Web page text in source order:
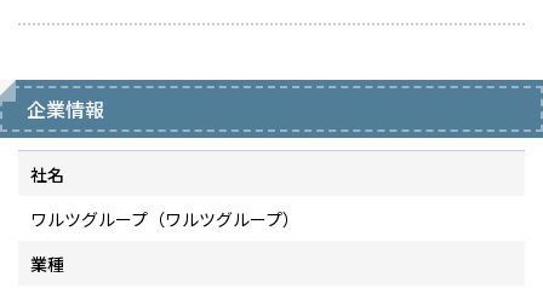
企業情報
社名
ワルツグループ（ワルツグループ）
業種